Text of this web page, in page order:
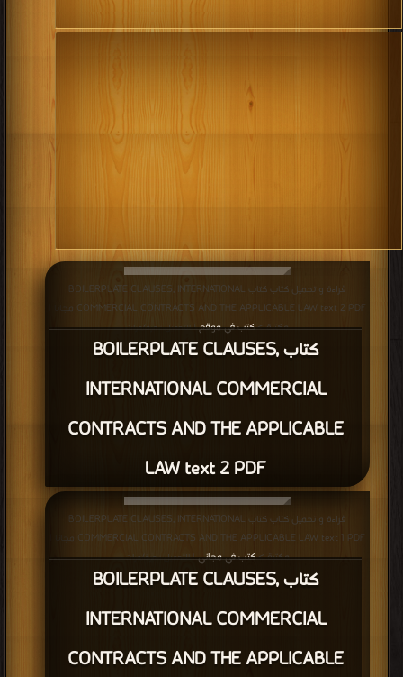
يستخدم في بعض المجتمعات الدينية. يستخدم الشريعة القائمة على
في ذلك إيران والمملكة العربية السعودية. يمكن تقسيم نطاق القانون
إلى مجالين. يتعلق القانون العام بالحكومة والمجتمع ، بما في ذلك
القانون الدستوري والإداري والتنظيمي والجنائي. يتناول القانون الخاص
المنازعات القانونية التي تنطوي على الأفراد و / أو المنظمات في مجالات
مثل العقود والممتلكات والأضرار / الجنح والقانون التجاري .هذا التمييز
من المحاكم الإدارية ؛على النقيض من ذلك ، فإن الفجوة بين القانون
العام والخاص أقل وضوحًا في ولايات القانون العام.
كتب حمل القانون باللغة الأنجليزية English Law Books مجانا
كتاب BOILERPLATE CLAUSES,
INTERNATIONAL COMMERCIAL
CONTRACTS AND THE APPLICABLE
LAW text 2 PDF
قراءة و تحميل كتاب كتاب BOILERPLATE CLAUSES, INTERNATIONAL
COMMERCIAL CONTRACTS AND THE APPLICABLE LAW text 2 PDF مجانا |
مكتبة >كتب في موقع| التحميل : مرة/مرات
كتاب BOILERPLATE CLAUSES,
INTERNATIONAL COMMERCIAL
CONTRACTS AND THE APPLICABLE
قراءة و تحميل كتاب كتاب BOILERPLATE CLAUSES, INTERNATIONAL
COMMERCIAL CONTRACTS AND THE APPLICABLE LAW text 1 PDF مجانا |
مكتبة >كتب في مجاني| التحميل : مرة/مرات